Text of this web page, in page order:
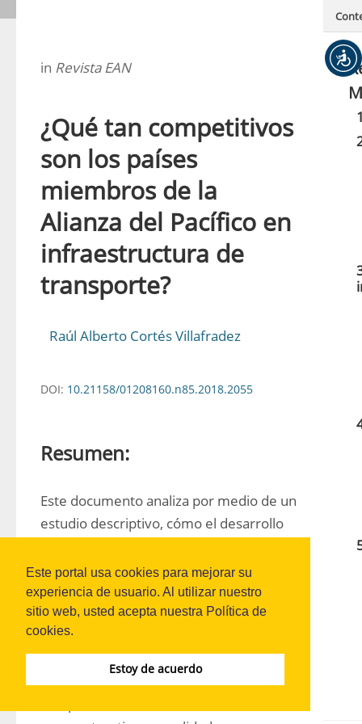
Este portal usa cookies para mejorar su
experiencia de usuario. Al utilizar nuestro
sitio web, usted acepta nuestra Política de
cookies.
Estoy de acuerdo
in Revista EAN
¿Qué tan competitivos
son los países
miembros de la
Alianza del Pacífico en
infraestructura de
transporte?
Raúl Alberto Cortés Villafradez
DOI: 10.21158/01208160.n85.2018.2055
Resumen:
Este documento analiza por medio de un
estudio descriptivo, cómo el desarrollo
importante de la competitividad, durante
el periodo 2006-2016. En esta
investigación se compara el
comportamiento de la inversión en
infraestructura de transporte frente a
variables que miden los resultados de la